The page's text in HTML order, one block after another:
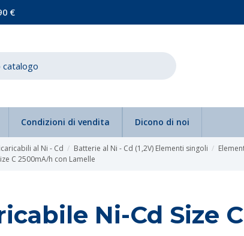
€
Condizioni di vendita Dicono di noi
al Ni - Cd Batterie al Ni - Cd (1,2V) Elementi singoli
C 2500mA/h con Lamelle
Ni-Cd Size